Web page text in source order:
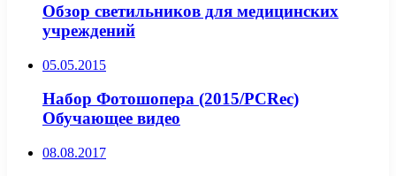
Обзор светильников для медицинских
учреждений
05.05.2015
Набор Фотошопера (2015/PCRec)
Обучающее видео
08.08.2017